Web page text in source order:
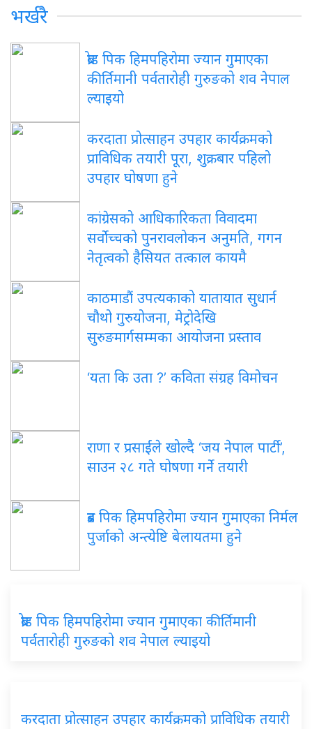
भर्खरै
ब्रोड पिक हिमपहिरोमा ज्यान गुमाएका
कीर्तिमानी पर्वतारोही गुरुङको शव नेपाल
ल्याइयो
करदाता प्रोत्साहन उपहार कार्यक्रमको
प्राविधिक तयारी पूरा, शुक्रबार पहिलो
उपहार घोषणा हुने
कांग्रेसको आधिकारिकता विवादमा
सर्वोच्चको पुनरावलोकन अनुमति, गगन
नेतृत्वको हैसियत तत्काल कायमै
काठमाडौं उपत्यकाको यातायात सुधार्न
चौथो गुरुयोजना, मेट्रोदेखि
सुरुङमार्गसम्मका आयोजना प्रस्ताव
‘यता कि उता ?’ कविता संग्रह विमोचन
राणा र प्रसाईंले खोल्दै ‘जय नेपाल पार्टी’,
साउन २८ गते घोषणा गर्ने तयारी
ब्रड पिक हिमपहिरोमा ज्यान गुमाएका निर्मल
पुर्जाको अन्त्येष्टि बेलायतमा हुने
ब्रोड पिक हिमपहिरोमा ज्यान गुमाएका कीर्तिमानी
पर्वतारोही गुरुङको शव नेपाल ल्याइयो
करदाता प्रोत्साहन उपहार कार्यक्रमको प्राविधिक तयारी